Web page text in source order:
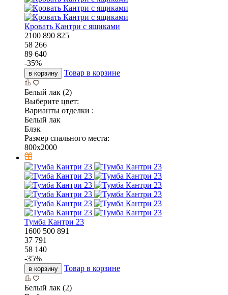
Кровать Кантри с ящиками
2100 890 825
58 266
89 640
-35%
в корзину Товар в корзине
Белый лак (2)
Выберите цвет:
Варианты отделки :
Белый лак
Блэк
Размер спального места:
800x2000
Тумба Кантри 23
1600 500 891
37 791
58 140
-35%
в корзину Товар в корзине
Белый лак (2)